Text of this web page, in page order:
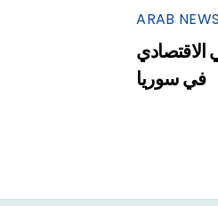
ARAB NEWS
الاقتصادي
في سوريا